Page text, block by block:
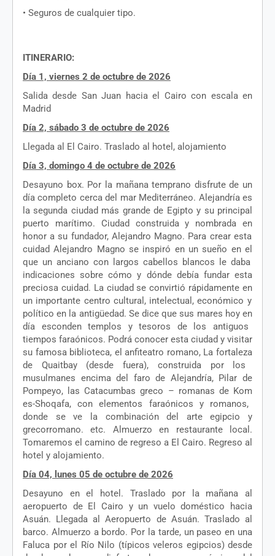
• Seguros de cualquier tipo.
ITINERARIO:
Día 1, viernes 2 de octubre de 2026
Salidadesde San Juan hacia el Cairo con escala en
Madrid
Día 2, sábado 3 de octubre de 2026
Llegada al El Cairo. Traslado al hotel, alojamiento
Día 3, domingo 4 de octubre de 2026
Desayuno box. Por la mañana temprano disfrutede un
díacompleto cercadel mar Mediterráneo. Alejandríaes
lasegunda ciudad más grandede Egipto y suprincipal
puerto
marítimo. Ciudad construiday nombrada en
honor asu fundador, Alejandro Magno. Para crear esta
cuidad Alejandro Magno se inspiró enunsueño en el
que un anciano con largos cabellos blancos le daba
indicaciones sobre cómo y dónde debía fundar esta
preciosa cuidad. La ciudad seconvirtió rápidamente en
un importante centro cultural, intelectual ,económico y
político en la antigüedad. Se dice que sus mares hoyen
día esconden templos y tesoros de los
antiguos
tiempos faraónicos. Podrá conocer esta ciudad y visitar
su famosa biblioteca, el anfiteatro romano, Lafortaleza
de Quaitbay(desde fuera), construida por
los
musulmanes encimadel faro de Alejandría, Pilar de
Pompeyo, las Catacumbas greco – romanas de Kom
es-Shoqafa, conelementos faraónicos y romanos,
donde seve la combinacióndel arte egipcio y
grecorromano. etc. Almuerzoen restaurantelocal.
Tomaremos el camino de regreso a El Cairo. Regreso al
hotel y alojamiento.
Día 04, lunes 05 de octubre de 2026
Desayuno
en el hotel. Traslado por la mañana al
aeropuerto de El Cairo y un vuelo doméstico
hacia
Asuán. Llegada alAeropuerto de Asuán. Traslado al
barco. Almuerzo a bordo. Por la tarde, un paseoen una
Faluca por el Río Nilo (típicos veleros egipcios) desde